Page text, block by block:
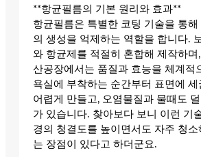
**항균필름의 기본 원리와 효과**
항균필름은 특별한 코팅 기술을 통해
의 생성을 억제하는 역할을 합니다.
와 항균제를 적절히 혼합해 제작하며
산공장에서는 품질과 효능을 체계적
욕실에 부착하는 순간부터 표면에 세
어렵게 만들고, 오염물질과 물때도
가 있습니다. 찾아보다 보니 이런 기
경의 청결도를 높이면서도 자주 청소
는 장점이 있다고 하더군요.